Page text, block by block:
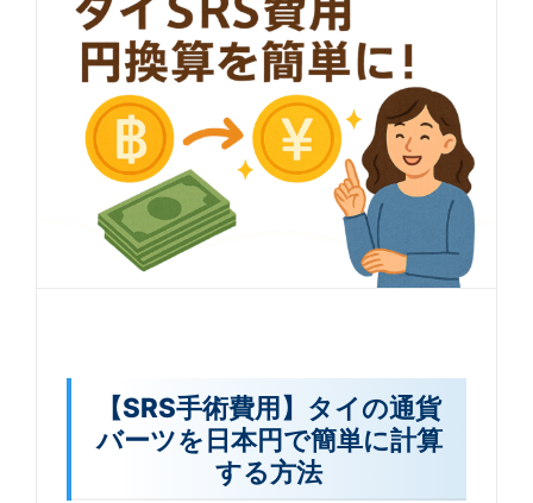
【SRS手術費用】タイの通貨
バーツを日本円で簡単に計算
する方法